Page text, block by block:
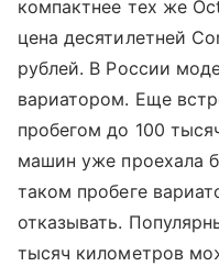
компактнее тех же
цена десятилетней
рублей. В России
вариатором. Еще
пробегом до 100
машин уже проехала
таком пробеге
отказывать.
тысяч километров